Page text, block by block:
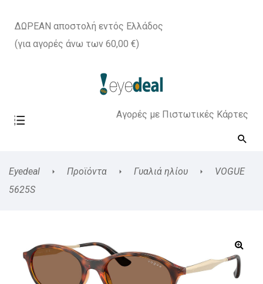
ΔΩΡΕΑΝ αποστολή εντός Ελλάδος
(για αγορές άνω των 60,00 €)
Αγορές με Πιστωτικές Κάρτες
Eyedeal Προϊόντα Γυαλιά ηλίου
VOGUE
5625S